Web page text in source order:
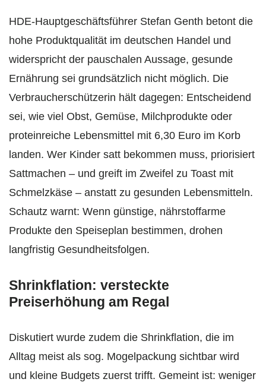
HDE-Hauptgeschäftsführer Stefan Genth betont die
hohe Produktqualität im deutschen Handel und
widerspricht der pauschalen Aussage, gesunde
Ernährung sei grundsätzlich nicht möglich. Die
Verbraucherschützerin hält dagegen: Entscheidend
sei, wie viel Obst, Gemüse, Milchprodukte oder
proteinreiche Lebensmittel mit 6,30 Euro im Korb
landen. Wer Kinder satt bekommen muss, priorisiert
Sattmachen – und greift im Zweifel zu Toast mit
Schmelzkäse – anstatt zu gesunden Lebensmitteln.
Schautz warnt: Wenn günstige, nährstoffarme
Produkte den Speiseplan bestimmen, drohen
langfristig Gesundheitsfolgen.
Shrinkflation: versteckte
Preiserhöhung am Regal
Diskutiert wurde zudem die Shrinkflation, die im
Alltag meist als sog. Mogelpackung sichtbar wird
und kleine Budgets zuerst trifft. Gemeint ist: weniger